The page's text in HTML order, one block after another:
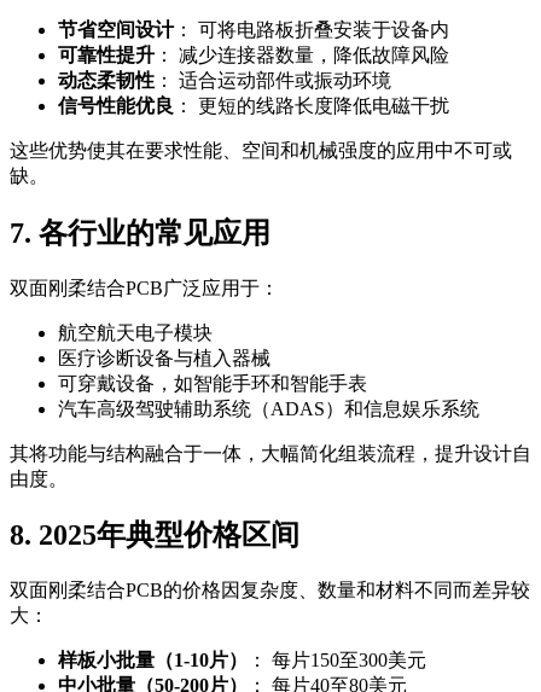
节省空间设计： 可将电路板折叠安装于设备内
可靠性提升 ： 减少连接器数量，降低故障风险
动态柔韧性 ： 适合运动部件或振动环境
信号性能优良 ： 更短的线路长度降低电磁干扰
这些优势使其在要求性能、空间和机械强度的应用中不可或
缺。
7. 各行业的常见应用
双面刚柔结合PCB广泛应用于：
航空航天电子模块
医疗诊断设备与植入器械
可穿戴设备，如智能手环和智能手表
汽车高级驾驶辅助系统（ADAS）和信息娱乐系统
其将功能与结构融合于一体，大幅简化组装流程，提升设计自
由度。
8. 2025年典型价格区间
双面刚柔结合PCB的价格因复杂度、数量和材料不同而差异较
大：
样板小批量（1-10片）
： 每片150至300美元
中小批量（50-200片）
： 每片40至80美元